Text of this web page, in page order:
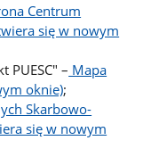
Centrum
się w nowym
PUESC" – Mapa
oknie);
Skarbowo-
się w nowym